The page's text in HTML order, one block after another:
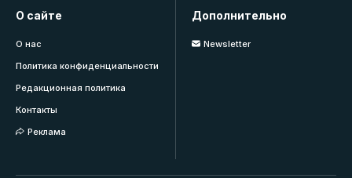
О сайте
О нас
Политика конфиденциальности
Редакционная политика
Контакты
Реклама
Дополнительно
Newsletter